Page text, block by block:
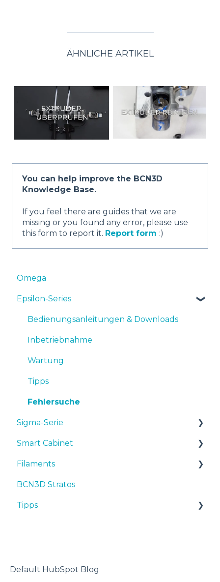
ÄHNLICHE ARTIKEL
You can help improve the BCN3D
Knowledge Base.
If you feel there are guides that we are
missing or you found any error, please use
this form to report it. Report form :)
Omega
Epsilon-Series
Bedienungsanleitungen & Downloads
Inbetriebnahme
Wartung
Tipps
Fehlersuche
Sigma-Serie
Bedienungsanleitungen & downloads
Inbetriebnahme
Wartung
Tipps
Smart Cabinet
Manuals & Downloads
First steps
Maintenance
Filaments
Tipps
TPU
BCN3D Stratos
Tipps
Default HubSpot Blog